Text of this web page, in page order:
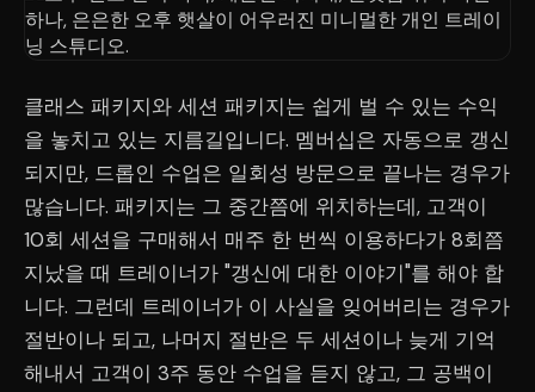
클래스 패키지와 세션 패키지는 쉽게 벌 수 있는 수익
을 놓치고 있는 지름길입니다. 멤버십은 자동으로 갱신
되지만, 드롭인 수업은 일회성 방문으로 끝나는 경우가
많습니다. 패키지는 그 중간쯤에 위치하는데, 고객이
10회 세션을 구매해서 매주 한 번씩 이용하다가 8회쯤
지났을 때 트레이너가 "갱신에 대한 이야기"를 해야 합
니다. 그런데 트레이너가 이 사실을 잊어버리는 경우가
절반이나 되고, 나머지 절반은 두 세션이나 늦게 기억
해내서 고객이 3주 동안 수업을 듣지 않고, 그 공백이